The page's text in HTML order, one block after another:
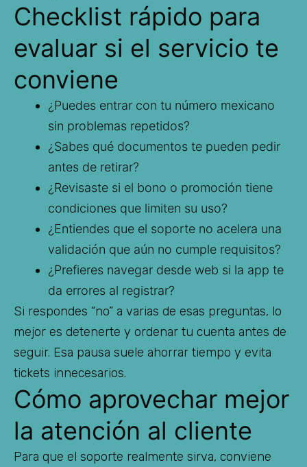
Checklist rápido para
evaluar si el servicio te
conviene
¿Puedes entrar con tu número mexicano
sin problemas repetidos?
¿Sabes qué documentos te pueden pedir
antes de retirar?
¿Revisaste si el bono o promoción tiene
condiciones que limiten su uso?
¿Entiendes que el soporte no acelera una
validación que aún no cumple requisitos?
¿Prefieres navegar desde web si la app te
da errores al registrar?
Si respondes “no” a varias de esas preguntas, lo
mejor es detenerte y ordenar tu cuenta antes de
seguir. Esa pausa suele ahorrar tiempo y evita
tickets innecesarios.
Cómo aprovechar mejor
la atención al cliente
Para que el soporte realmente sirva, conviene